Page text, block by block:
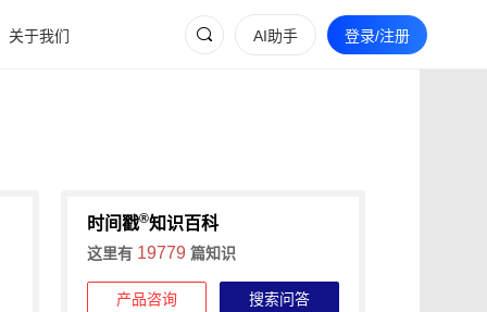
关于我们 AI助手 登录/注册
时间戳®知识百科
这里有 19779 篇知识
产品咨询 搜索问答